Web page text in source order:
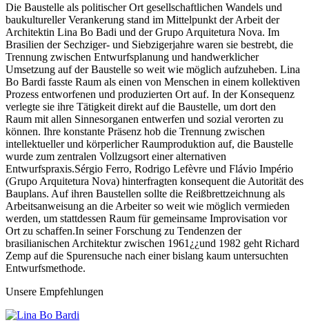
Die Baustelle als politischer Ort gesellschaftlichen Wandels und
baukultureller Verankerung stand im Mittelpunkt der Arbeit der
Architektin Lina Bo Badi und der Grupo Arquitetura Nova. Im
Brasilien der Sechziger- und Siebzigerjahre waren sie bestrebt, die
Trennung zwischen Entwurfsplanung und handwerklicher
Umsetzung auf der Baustelle so weit wie möglich aufzuheben. Lina
Bo Bardi fasste Raum als einen von Menschen in einem kollektiven
Prozess entworfenen und produzierten Ort auf. In der Konsequenz
verlegte sie ihre Tätigkeit direkt auf die Baustelle, um dort den
Raum mit allen Sinnesorganen entwerfen und sozial verorten zu
können. Ihre konstante Präsenz hob die Trennung zwischen
intellektueller und körperlicher Raumproduktion auf, die Baustelle
wurde zum zentralen Vollzugsort einer alternativen
Entwurfspraxis.Sérgio Ferro, Rodrigo Lefèvre und Flávio Império
(Grupo Arquitetura Nova) hinterfragten konsequent die Autorität des
Bauplans. Auf ihren Baustellen sollte die Reißbrettzeichnung als
Arbeitsanweisung an die Arbeiter so weit wie möglich vermieden
werden, um stattdessen Raum für gemeinsame Improvisation vor
Ort zu schaffen.In seiner Forschung zu Tendenzen der
brasilianischen Architektur zwischen 1961¿¿und 1982 geht Richard
Zemp auf die Spurensuche nach einer bislang kaum untersuchten
Entwurfsmethode.
Unsere Empfehlungen